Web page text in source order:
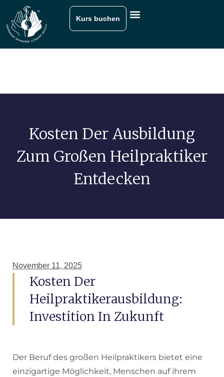
Kurs buchen
Kosten Der Ausbildung
Zum Großen Heilpraktiker
Entdecken
November 11, 2025
Kosten Der
Heilpraktikerausbildung:
Investition In Zukunft
Der Beruf des großen Heilpraktikers bietet eine
einzigartige Möglichkeit, Menschen auf ihrem